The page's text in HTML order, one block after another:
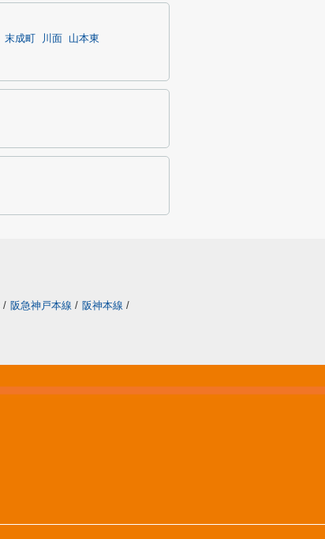
末成町 川面
山本東
/ 阪急神戸本線 / 阪神本線 /